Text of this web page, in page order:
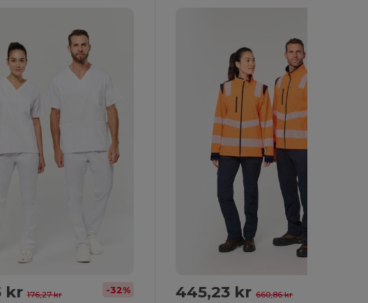
kr176,27 kr -32% 445,23 kr660,86 kr